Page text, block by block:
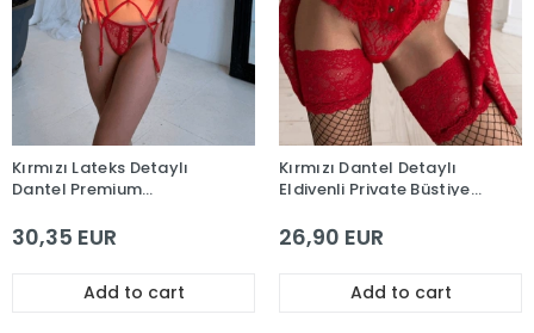
Kırmızı Lateks Detaylı
Dantel Premium
30,35 EUR
Add to cart
Kırmızı Dantel Detaylı
Eldivenli Private Büstiyer
26,90 EUR
Add to cart